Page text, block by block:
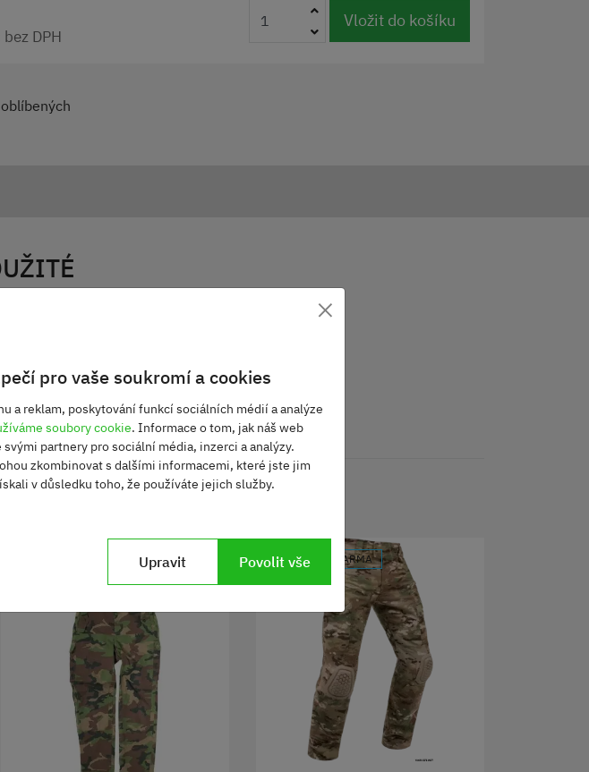
DPH
Vložit do košíku
Všechny švy
nohavic (od kolen
DOPRAVA ZDARMA
×
pro vaše soukromí a cookies
a reklam, poskytování funkcí sociálních médií a analýze
soubory cookie. Informace o tom, jak náš web
partnery pro sociální média, inzerci a analýzy.
zkombinovat s dalšími informacemi, které jste jim
v důsledku toho, že používáte jejich služby.
Upravit Povolit vše